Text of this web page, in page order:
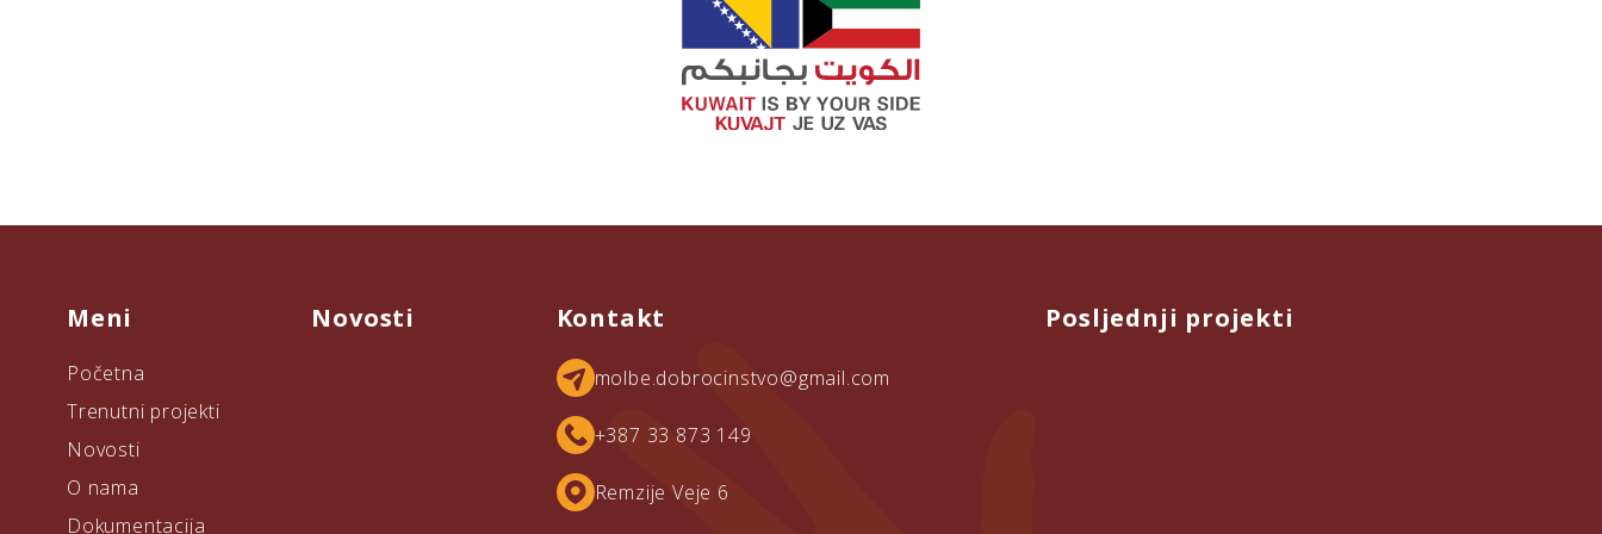
Meni
Početna
Trenutni projekti
Novosti
O nama
Dokumentacija
Novosti Kontakt
molbe.dobrocinstvo@gmail.com
+387 33 873 149
Remzije Veje 6
Posljednji projekti